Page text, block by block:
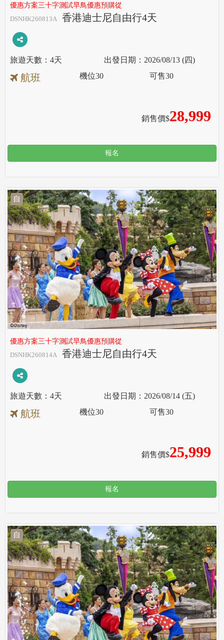
優惠方案三十字測試早鳥優惠預購從
DSNHK260813A
香港迪士尼自由行4天
4天 2026/08/13 (四)
航班
銷售價$28,999
機位30 可售30
報名
自
優惠方案三十字測試早鳥優惠預購從
DSNHK260814A
香港迪士尼自由行4天
4天 2026/08/14 (五)
航班
銷售價$25,999
機位30 可售30
報名
自